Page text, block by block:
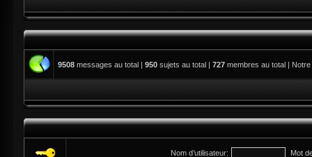
9508 messages au total | 950 sujets au total | 727 membres au total |
Nom d’utilisateur: Mot